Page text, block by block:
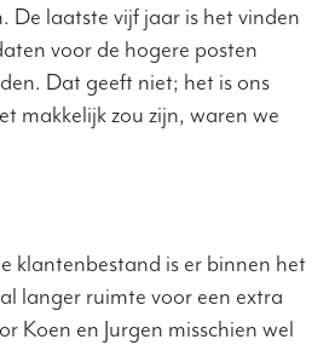
De laatste vijf jaar is het vinden
voor de hogere posten
Dat geeft niet; het is ons
makkelijk zou zijn, waren we
klantenbestand is er binnen het
langer ruimte voor een extra
Koen en Jurgen misschien wel